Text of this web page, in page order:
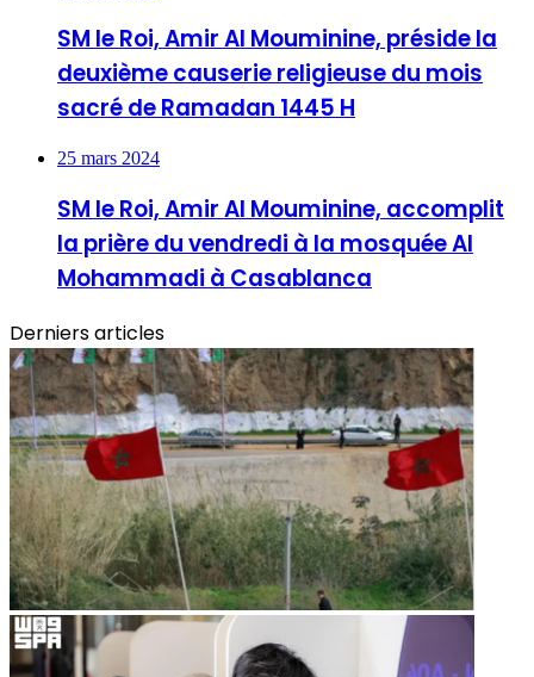
SM le Roi, Amir Al Mouminine, préside la
deuxième causerie religieuse du mois
sacré de Ramadan 1445 H
25 mars 2024
SM le Roi, Amir Al Mouminine, accomplit
la prière du vendredi à la mosquée Al
Mohammadi à Casablanca
Derniers articles